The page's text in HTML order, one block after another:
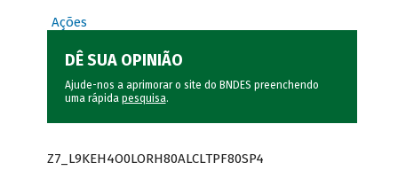
Ações
DÊ SUA OPINIÃO
Ajude-nos a aprimorar o site do BNDES preenchendo
uma rápida pesquisa.
Z7_L9KEH4O0LORH80ALCLTPF80SP4